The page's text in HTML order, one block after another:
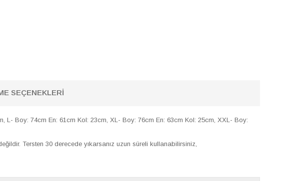
SEÇENEKLERI
L- Boy: 74cm En: 61cm Kol: 23cm, XL- Boy: 76cm En: 63cm Kol: 25cm, XXL- Boy:
Tersten 30 derecede yıkarsanız uzun süreli kullanabilirsiniz,